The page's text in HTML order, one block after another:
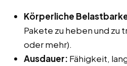
Körperliche
Pakete zu heben und zu
oder mehr).
Ausdauer: Fähigkeit,